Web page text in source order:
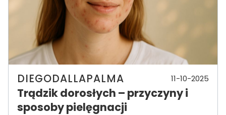
DIEGODALLAPALMA 11-10-2025
Trądzik dorosłych – przyczyny i
sposoby pielęgnacji